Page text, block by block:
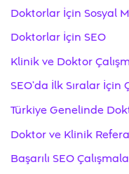
Doktorlar İçin Sosyal
Doktorlar İçin SEO
Klinik ve Doktor
SEO’da İlk Sıralar İçin
Türkiye Genelinde
Doktor ve Klinik
Başarılı SEO